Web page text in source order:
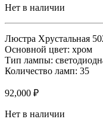
Нет в наличии
Люстра Хрустальная
Основной цвет: хром
Тип лампы:
Количество ламп: 35
92,000 ₽
Нет в наличии